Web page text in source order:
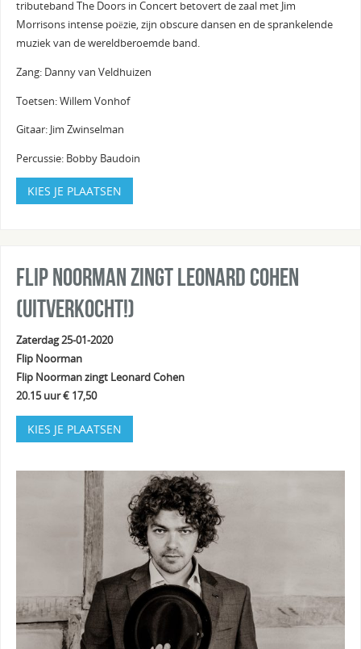
tributeband The Doors in Concert betovert de zaal met Jim
Morrisons intense poëzie, zijn obscure dansen en de sprankelende
muziek van de wereldberoemde band.
Zang: Danny van Veldhuizen
Toetsen: Willem Vonhof
Gitaar: Jim Zwinselman
Percussie: Bobby Baudoin
KIES JE PLAATSEN
Flip Noorman zingt Leonard Cohen
(uitverkocht!)
Zaterdag 25-01-2020
Flip Noorman
Flip Noorman zingt Leonard Cohen
20.15 uur € 17,50
KIES JE PLAATSEN